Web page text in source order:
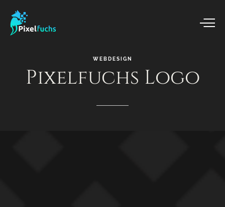
WEBDESIGN
Pixelfuchs Logo